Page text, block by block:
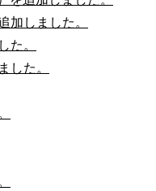
加しました。
た。
した。